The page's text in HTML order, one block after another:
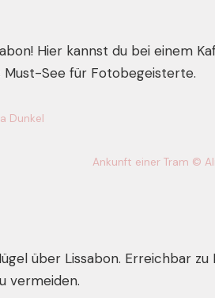
Hier kannst du bei einem
See für Fotobegeisterte.
Dunkel
Ankunft einer Tram ©
über Lissabon. Erreichbar
vermeiden.